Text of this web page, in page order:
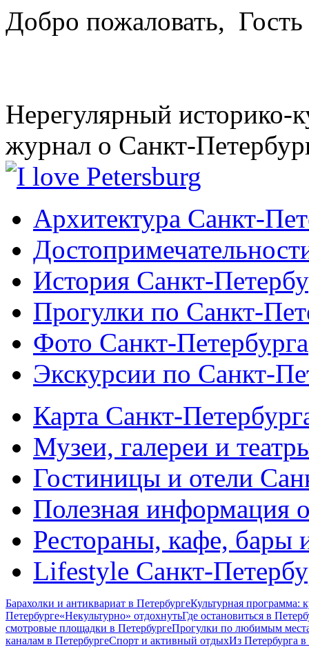
Добро пожаловать, Гость
Нерегулярный историко-
журнал о Санкт-
Архитектура Санкт-
История Санкт-
Прогулки по Санкт-
Фото Санкт-Петербурга
Экскурсии по Санкт-
Карта Санкт-
Музеи, галереи и
Гостиницы и отели
Полезная информация
Рестораны, кафе, бары
Lifestyle Санкт-
Барахолки и антиквариат в ПетербургеКультурная программа:
Петербурге«Некультурно» отдохнутьГде остановиться в
смотровые площадки в ПетербургеПрогулки по любимым
каналам в ПетербургеСпорт и активный отдыхИз Петербурга